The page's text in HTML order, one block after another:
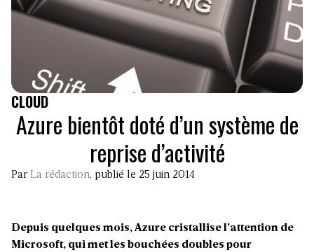
CLOUD
Azure bientôt doté d’un système de
reprise d’activité
Par La rédaction, publié le 25 juin 2014
Depuis quelques mois, Azure cristallise l’attention de
Microsoft, qui met les bouchées doubles pour